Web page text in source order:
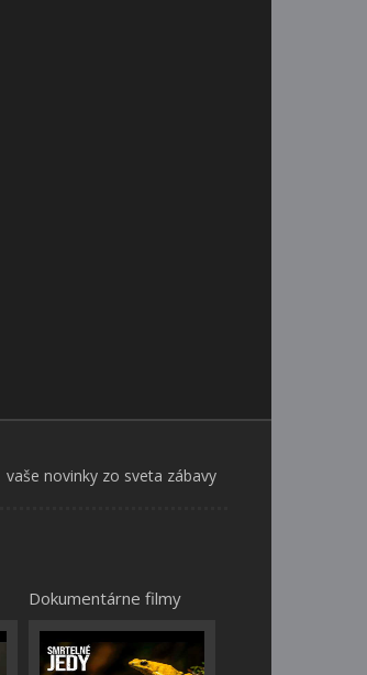
vaše novinky zo sveta zábavy
Dokumentárne filmy